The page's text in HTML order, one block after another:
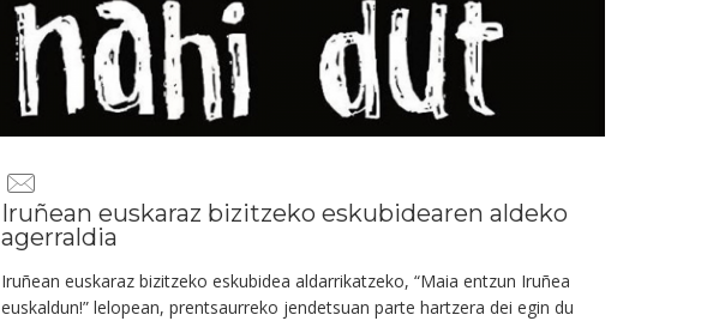
Iruñean euskaraz bizitzeko eskubidearen aldeko
agerraldia
Iruñean euskaraz bizitzeko eskubidea aldarrikatzeko, “Maia entzun Iruñea
euskaldun!” lelopean, prentsaurreko jendetsuan parte hartzera dei egin du